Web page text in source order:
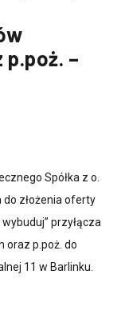
–
Spółka z o.
do złożenia oferty
przyłącza
oraz p.poż. do
11 w Barlinku.